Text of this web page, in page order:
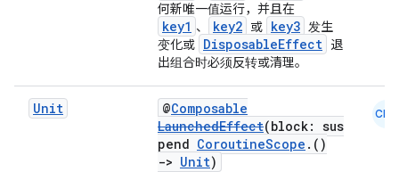
何新唯一值运行，并且在
key1 、 key2 或 key3 发生
变化或 DisposableEffect 退
出组合时必须反转或清理。
Unit @Composable
LaunchedEffect(block: sus
pend CoroutineScope .()
-> Unit)
CMN